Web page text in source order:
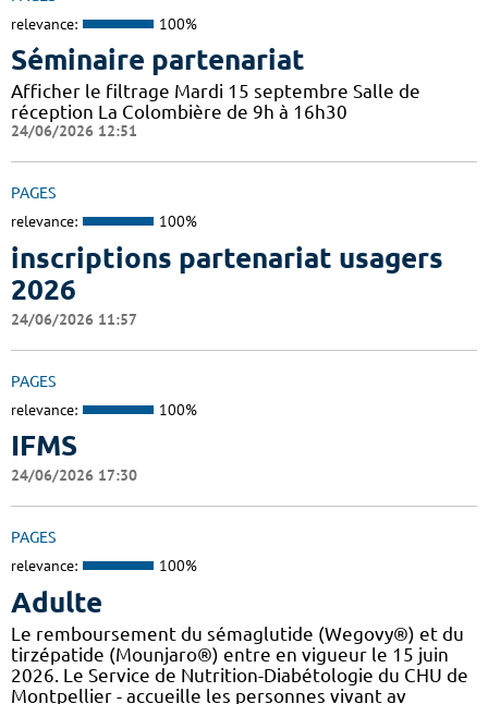
relevance: 100%
Séminaire partenariat
Afficher le filtrage Mardi 15 septembre Salle de
réception La Colombière de 9h à 16h30
24/06/2026 12:51
PAGES
relevance: 100%
inscriptions partenariat usagers
2026
24/06/2026 11:57
PAGES
relevance: 100%
IFMS
24/06/2026 17:30
PAGES
relevance: 100%
Adulte
Le remboursement du sémaglutide (Wegovy®) et du
tirzépatide (Mounjaro®) entre en vigueur le 15 juin
2026. Le Service de Nutrition-Diabétologie du CHU de
Montpellier - accueille les personnes vivant av